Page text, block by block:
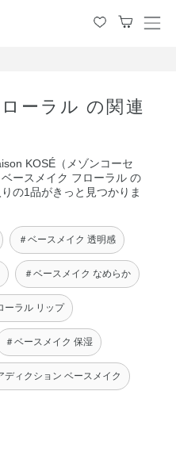
メ
ーラル の関連
KOSÉ（メゾンコーセ
ースメイク フローラル の
の1品がきっと見つかりま
＃ベースメイク 透明感
＃ベースメイク なめらか
ーラル リップ
＃ベースメイク 保湿
ディクション ベースメイク